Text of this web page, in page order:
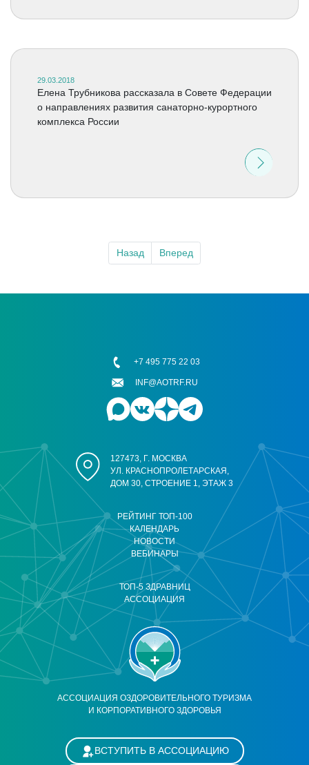
29.03.2018
Елена Трубникова рассказала в Совете Федерации
о направлениях развития санаторно-курортного
комплекса России
Назад Вперед
АССОЦИАЦИЯ ОЗДОРОВИТЕЛЬНОГО ТУРИЗМА
И КОРПОРАТИВНОГО ЗДОРОВЬЯ
РЕЙТИНГ ТОП-100
КАЛЕНДАРЬ
НОВОСТИ
ВЕБИНАРЫ
ТОП-5 ЗДРАВНИЦ
АССОЦИАЦИЯ
127473, Г. МОСКВА
УЛ. КРАСНОПРОЛЕТАРСКАЯ,
ДОМ 30, СТРОЕНИЕ 1, ЭТАЖ 3
+7 495 775 22 03
INF@AOTRF.RU
ВСТУПИТЬ В АССОЦИАЦИЮ